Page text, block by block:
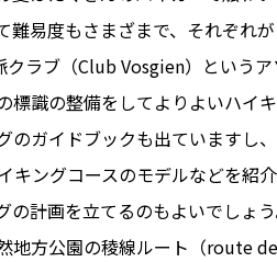
易度もさまざまで、それぞれが
ラブ（Club Vosgien）という
識の整備をしてよりよいハイ
のガイドブックも出ていますし
キングコースのモデルなどを紹
計画を立てるのもよいでしょう
地方公園の稜線ルート（route